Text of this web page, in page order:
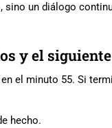
sino un diálogo
y el
el minuto 55. Si
hecho.